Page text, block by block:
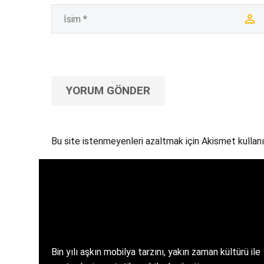
YORUM GÖNDER
Bu site istenmeyenleri azaltmak için Akismet
Bin yılı aşkın mobilya tarzını, yakın zaman kültürü ile